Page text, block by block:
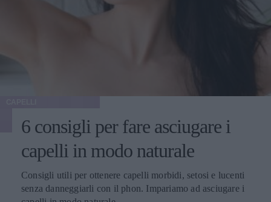
6 consigli per fare asciugare i
capelli in modo naturale
Consigli utili per ottenere capelli morbidi, setosi e lucenti
senza danneggiarli con il phon. Impariamo ad asciugare i